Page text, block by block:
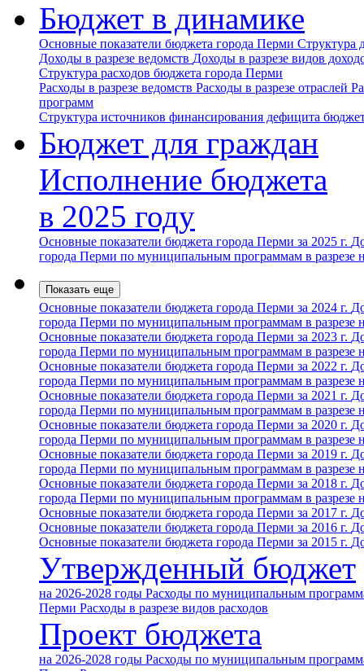
Бюджет в динамике
Основные показатели бюджета города Перми Структура
Доходы в разрезе ведомств Доходы в разрезе видов
Структура расходов бюджета города Перми
Расходы в разрезе ведомств Расходы в разрезе отраслей
программ
Структура источников финансирования дефицита
Бюджет для граждан
Исполнение бюджета
в 2025 году
Основные показатели бюджета города Перми за 2025 г.
города Перми по муниципальным программам в разрезе
Показать еще
Основные показатели бюджета города Перми за 2024 г.
города Перми по муниципальным программам в разрезе
Основные показатели бюджета города Перми за 2023 г.
города Перми по муниципальным программам в разрезе
Основные показатели бюджета города Перми за 2022 г.
города Перми по муниципальным программам в разрезе
Основные показатели бюджета города Перми за 2021 г.
города Перми по муниципальным программам в разрезе
Основные показатели бюджета города Перми за 2020 г.
города Перми по муниципальным программам в разрезе
Основные показатели бюджета города Перми за 2019 г.
города Перми по муниципальным программам в разрезе
Основные показатели бюджета города Перми за 2018 г.
города Перми по муниципальным программам в разрезе
Основные показатели бюджета города Перми за 2017 г.
Основные показатели бюджета города Перми за 2016 г.
Основные показатели бюджета города Перми за 2015 г.
Утвержденный бюджет
на 2026-2028 годы Расходы по муниципальным
Перми Расходы в разрезе видов расходов
Проект бюджета
на 2026-2028 годы Расходы по муниципальным